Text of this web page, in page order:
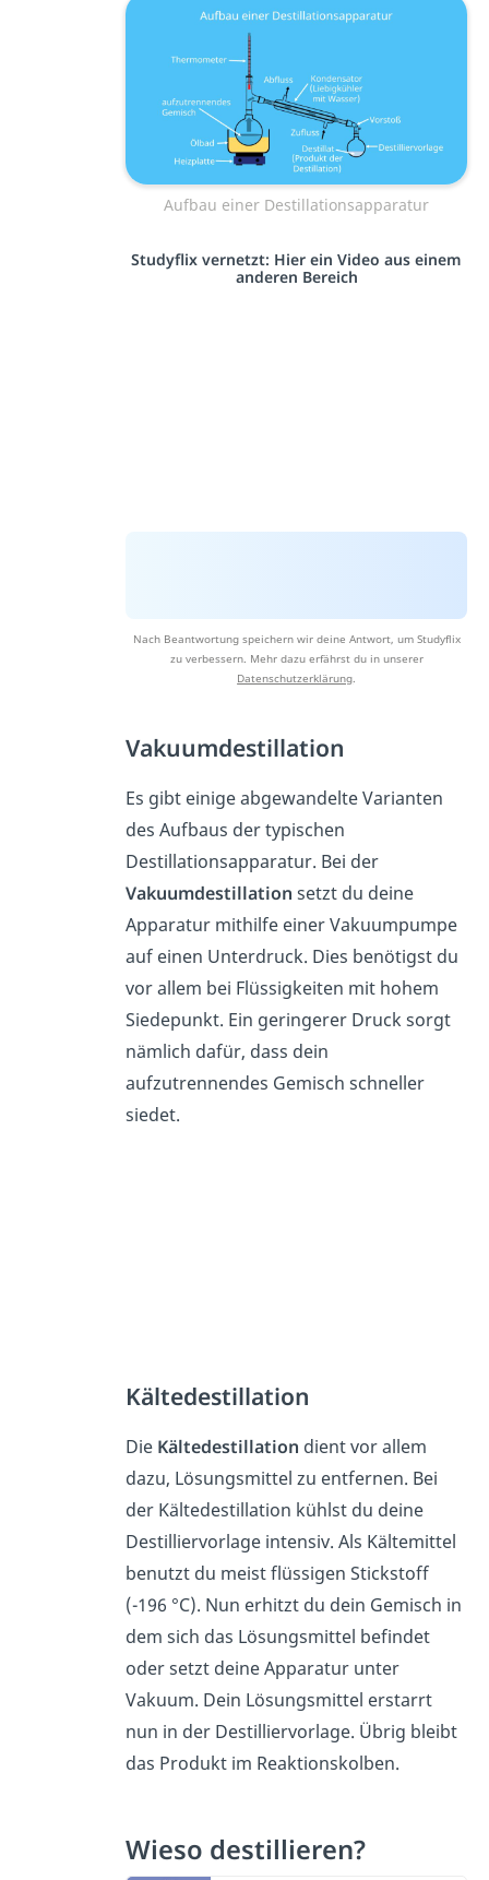
Aufbau einer Destillationsapparatur
Studyflix vernetzt: Hier ein Video aus einem
anderen Bereich
Nach Beantwortung speichern wir deine Antwort, um Studyflix
zu verbessern. Mehr dazu erfährst du in unserer
Datenschutzerklärung
Vakuumdestillation
Es gibt einige abgewandelte Varianten
des Aufbaus der typischen
Destillationsapparatur. Bei der
Vakuumdestillationsetzt du deine
Apparatur mithilfe einer Vakuumpumpe
auf einen Unterdruck. Dies benötigst du
vor allem bei Flüssigkeiten mit hohem
Siedepunkt. Ein geringerer Druck sorgt
nämlich dafür, dass dein
aufzutrennendes Gemisch schneller
siedet.
Kältedestillation
Die Kältedestillation dient vor allem
dazu, Lösungsmittel zu entfernen. Bei
der Kältedestillation kühlst du deine
Destilliervorlage intensiv. Als Kältemittel
benutzt du meist flüssigen Stickstoff
(-196 °C). Nun erhitzt du dein Gemisch in
dem sich das Lösungsmittel befindet
oder setzt deine Apparatur unter
Vakuum. Dein Lösungsmittel erstarrt
nun in der Destilliervorlage. Übrig bleibt
das Produkt im Reaktionskolben.
Wieso destillieren?